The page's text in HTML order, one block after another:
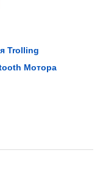
Trolling
Мотора